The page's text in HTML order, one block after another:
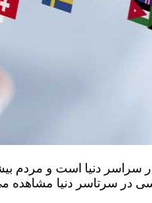
در سرتاسر دنیا